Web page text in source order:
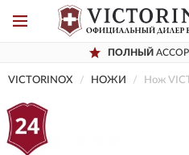
ПОЛНЫЙ
VICTORINOX НОЖИ Нож